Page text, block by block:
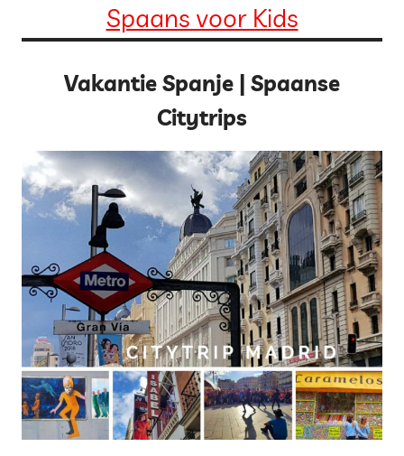
Spaans voor Kids
Vakantie Spanje | Spaanse
Citytrips